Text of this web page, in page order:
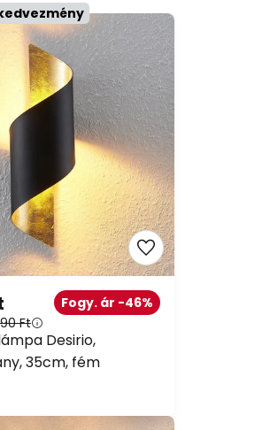
Ft
Fogy. ár -46%
Desirio,
35cm, fém